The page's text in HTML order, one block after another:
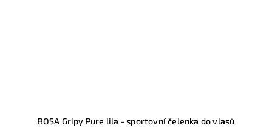
BOSA Gripy Pure lila - sportovní čelenka do vlasů